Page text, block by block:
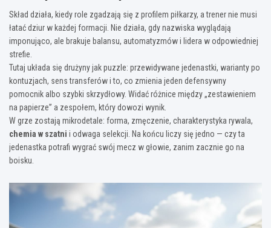
Skład działa, kiedy role zgadzają się z profilem piłkarzy, a trener nie musi
łatać dziur w każdej formacji. Nie działa, gdy nazwiska wyglądają
imponująco, ale brakuje balansu, automatyzmów i lidera w odpowiedniej
strefie.
Tutaj układa się drużyny jak puzzle: przewidywane jedenastki, warianty po
kontuzjach, sens transferów i to, co zmienia jeden defensywny
pomocnik albo szybki skrzydłowy. Widać różnice między „zestawieniem
na papierze” a zespołem, który dowozi wynik.
W grze zostają mikrodetale: forma, zmęczenie, charakterystyka rywala,
chemia w szatni i odwaga selekcji. Na końcu liczy się jedno — czy ta
jedenastka potrafi wygrać swój mecz w głowie, zanim zacznie go na
boisku.